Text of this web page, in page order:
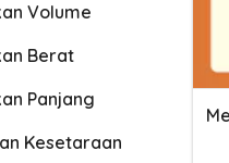
Volume
Berat
Panjang
Kesetaraan